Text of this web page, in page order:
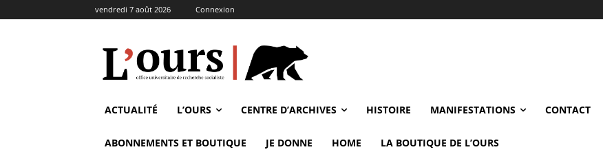
vendredi 7 août 2026 Connexion
ACTUALITÉ L’OURS CENTRE D’ARCHIVES HISTOIRE MANIFESTATIONS CONTACT
ABONNEMENTS ET BOUTIQUE JE DONNE HOME LA BOUTIQUE DE L’OURS